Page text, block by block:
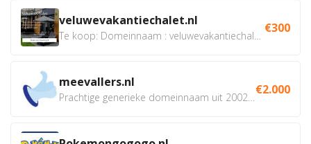
veluwevakantiechalet.nl €300
meevallers.nl €2.000